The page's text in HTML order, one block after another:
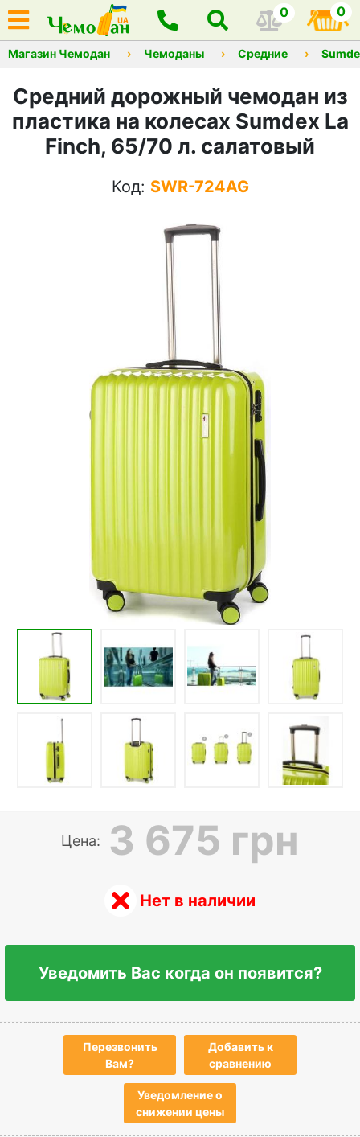
0 0
Магазин Чемодан Чемоданы Средние
Средний дорожный чемодан из
пластика на колесах Sumdex La
Finch, 65/70 л. салатовый
Код: SWR-724AG
Цена: 3 675 грн
Нет в наличии
Уведомить Вас когда он появится?
Перезвонить
Вам?
Добавить к
сравнению
Уведомление о
снижении цены